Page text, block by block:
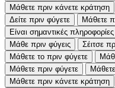
Μάθετε πριν κάνετε κράτηση
Δείτε πριν φύγετε
Μάθετε
Είναι σημαντικές
Μάθε πριν φύγεις
Σέιτσε
Μάθετε το πριν φύγετε
Μάθετε πριν φύγετε
Μάθετε πριν κάνετε κράτηση